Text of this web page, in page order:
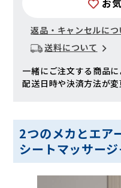
お
返品・キャンセルにつ
送料について
一緒にご注文する商品
配送日時や決済方法が変
2つのメカとエア
シートマッサー